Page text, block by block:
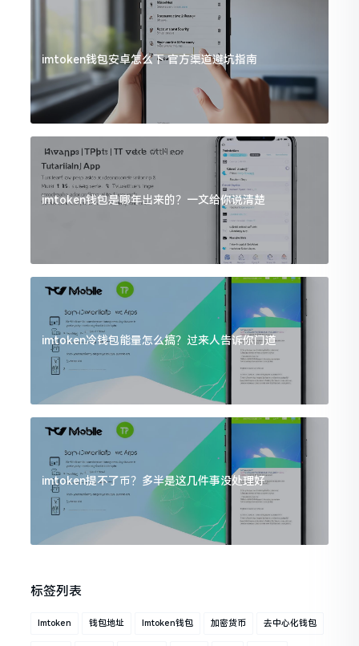
imtoken钱包安卓怎么下 官方渠道避坑指南
imtoken钱包是哪年出来的？一文给你说清楚
imtoken冷钱包能量怎么搞？过来人告诉你门道
imtoken提不了币？多半是这几件事没处理好
标签列表
Imtoken 钱包地址 Imtoken钱包 加密货币 去中心化钱包